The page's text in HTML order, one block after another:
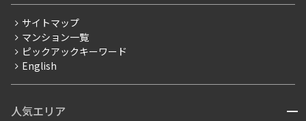
賃料改定
フリーレント
ペット可
ブランドマンション
サイトマップ
マンション一覧
ピックアックキーワード
English
人気エリア 開閉